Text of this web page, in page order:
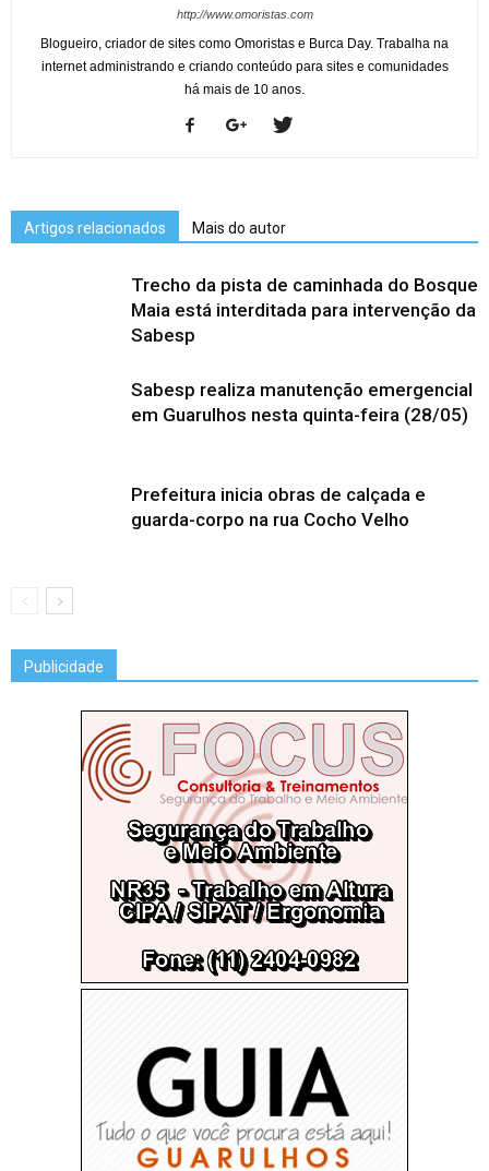
http://www.omoristas.com
Blogueiro, criador de sites como Omoristas e Burca Day. Trabalha na
internet administrando e criando conteúdo para sites e comunidades
há mais de 10 anos.
Artigos relacionados Mais do autor
Trecho da pista de caminhada do Bosque
Maia está interditada para intervenção da
Sabesp
Sabesp realiza manutenção emergencial
em Guarulhos nesta quinta-feira (28/05)
Prefeitura inicia obras de calçada e
guarda-corpo na rua Cocho Velho
Publicidade